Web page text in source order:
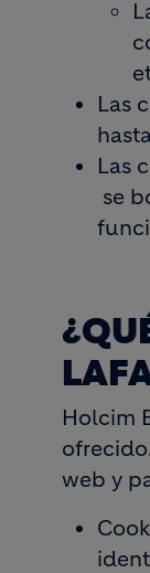
Las
Las
se
Holcim
web y